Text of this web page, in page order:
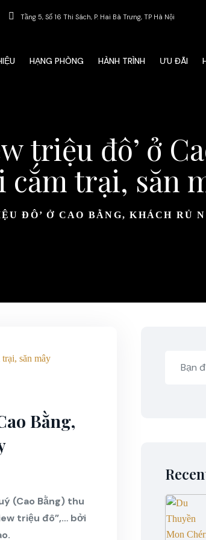
Tầng 5, Số 16 Thi Sách, P. Hai Bà Trưng, ​​TP Hà Nội
HẠNG PHÒNG HÀNH TRÌNH ƯU ĐÃI
triệu đô’ ở
cắm trại, săn
ĐÔ’ Ở CAO BẰNG, KHÁCH RỦ
Bằng,
(Cao Bằng) thu
triệu đô”,… bởi